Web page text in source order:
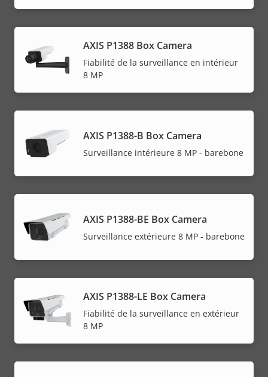
AXIS P1388 Box Camera
Fiabilité de la surveillance en intérieur
8 MP
AXIS P1388-B Box Camera
Surveillance intérieure 8 MP - barebone
AXIS P1388-BE Box Camera
Surveillance extérieure 8 MP - barebone
AXIS P1388-LE Box Camera
Fiabilité de la surveillance en extérieur
8 MP